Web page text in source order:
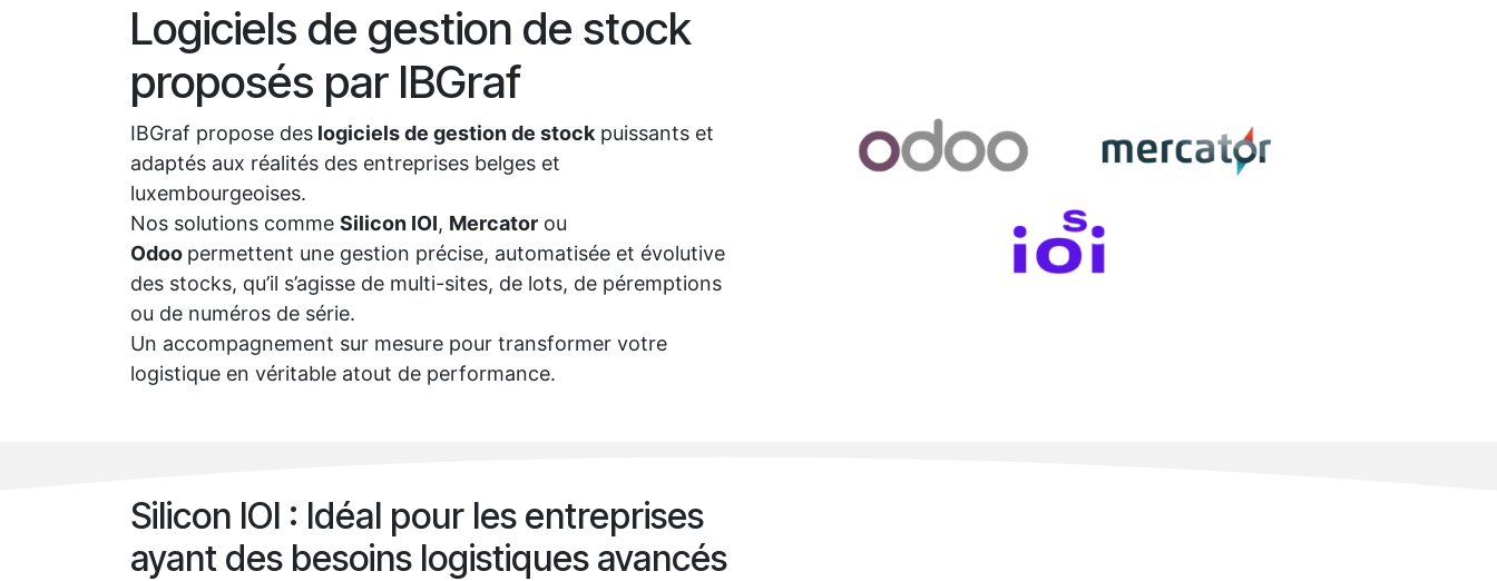
Logiciels de gestion de stock
proposés par IBGraf
IBGraf propose des logiciels de gestion de stock puissants et
adaptés aux réalités des entreprises belges et
luxembourgeoises.
Nos solutions comme Silicon IOI, Mercator ou
Odoo permettent une gestion précise, automatisée et évolutive
des stocks, qu’il s’agisse de multi-sites, de lots, de péremptions
ou de numéros de série.
Un accompagnement sur mesure pour transformer votre
logistique en véritable atout de performance.
Silicon IOI : Idéal pour les entreprises
ayant des besoins logistiques avancés